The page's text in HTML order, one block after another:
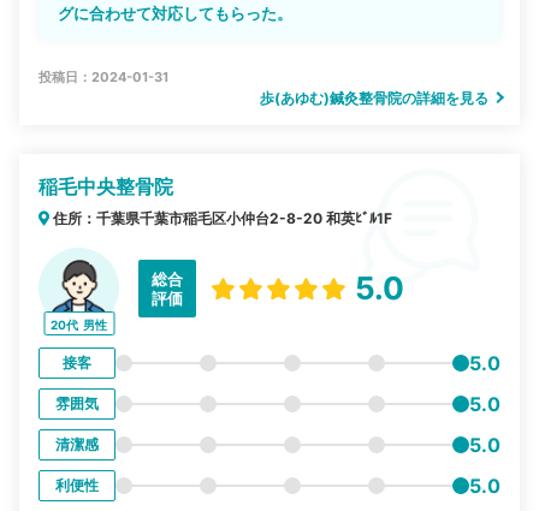
グに合わせて対応してもらった。
投稿日：2024-01-31
歩(あゆむ)鍼灸整骨院の詳細を見る
稲毛中央整骨院
住所：千葉県千葉市稲毛区小仲台2-8-20 和英ﾋﾞﾙ1F
20代 男性
総合
評価
5.0
接客 5.0
雰囲気 5.0
清潔感 5.0
利便性 5.0